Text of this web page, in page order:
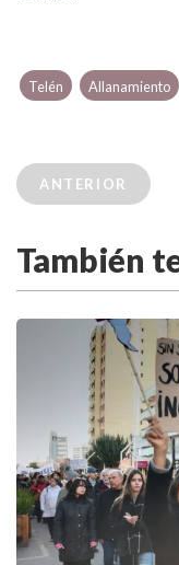
Telén Allanamiento
ANTERIOR
También